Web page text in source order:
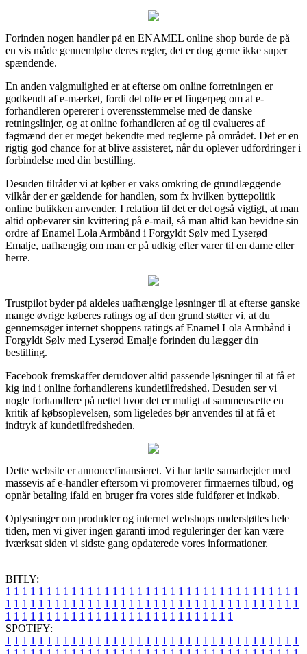
Forinden nogen handler på en ENAMEL online shop burde de på
en vis måde gennemløbe deres regler, det er dog gerne ikke super
spændende.
En anden valgmulighed er at efterse om online forretningen er
godkendt af e-mærket, fordi det ofte er et fingerpeg om at e-
forhandleren opererer i overensstemmelse med de danske
retningslinjer, og at online forhandleren af og til evalueres af
fagmænd der er meget bekendte med reglerne på området. Det er en
rigtig god chance for at blive assisteret, når du oplever udfordringer i
forbindelse med din bestilling.
Desuden tilråder vi at køber er vaks omkring de grundlæggende
vilkår der er gældende for handlen, som fx hvilken byttepolitik
online butikken anvender. I relation til det er det også vigtigt, at man
altid opbevarer sin kvittering på e-mail, så man altid kan bevidne sin
ordre af Enamel Lola Armbånd i Forgyldt Sølv med Lyserød
Emalje, uafhængig om man er på udkig efter varer til en dame eller
herre.
Trustpilot byder på aldeles uafhængige løsninger til at efterse ganske
mange øvrige køberes ratings og af den grund støtter vi, at du
gennemsøger internet shoppens ratings af Enamel Lola Armbånd i
Forgyldt Sølv med Lyserød Emalje forinden du lægger din
bestilling.
Facebook fremskaffer derudover altid passende løsninger til at få et
kig ind i online forhandlerens kundetilfredshed. Desuden ser vi
nogle forhandlere på nettet hvor det er muligt at sammensætte en
kritik af købsoplevelsen, som ligeledes bør anvendes til at få et
indtryk af kundetilfredsheden.
Dette website er annoncefinansieret. Vi har tætte samarbejder med
massevis af e-handler eftersom vi promoverer firmaernes tilbud, og
opnår betaling ifald en bruger fra vores side fuldfører et indkøb.
Oplysninger om produkter og internet webshops understøttes hele
tiden, men vi giver ingen garanti imod reguleringer der kan være
iværksat siden vi sidste gang opdaterede vores informationer.
BITLY:
1 1 1 1 1 1 1 1 1 1 1 1 1 1 1 1 1 1 1 1 1 1 1 1 1 1 1 1 1 1 1 1 1 1 1 1
1 1 1 1 1 1 1 1 1 1 1 1 1 1 1 1 1 1 1 1 1 1 1 1 1 1 1 1 1 1 1 1 1 1 1 1
1 1 1 1 1 1 1 1 1 1 1 1 1 1 1 1 1 1 1 1 1 1 1 1 1 1 1 1
SPOTIFY:
1 1 1 1 1 1 1 1 1 1 1 1 1 1 1 1 1 1 1 1 1 1 1 1 1 1 1 1 1 1 1 1 1 1 1 1